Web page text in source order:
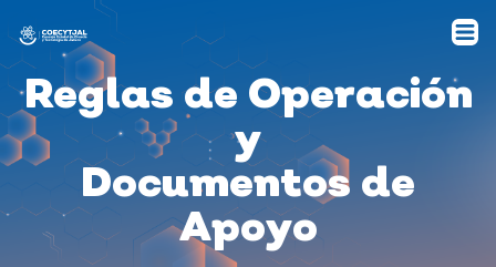
Reglas de Operación
y
Documentos de
Apoyo